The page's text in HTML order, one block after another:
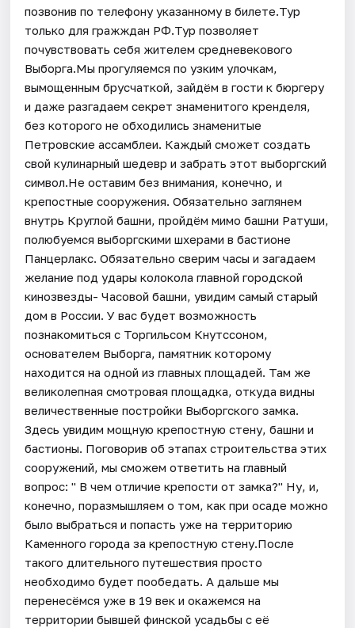
позвонив по телефону указанному в билете.Тур
только для гражждан РФ.Тур позволяет
почувствовать себя жителем средневекового
Выборга.Мы прогуляемся по узким улочкам,
вымощенным брусчаткой, зайдём в гости к бюргеру
и даже разгадаем секрет знаменитого кренделя,
без которого не обходились знаменитые
Петровские ассамблеи. Каждый сможет создать
свой кулинарный шедевр и забрать этот выборгский
символ.Не оставим без внимания, конечно, и
крепостные сооружения. Обязательно заглянем
внутрь Круглой башни, пройдём мимо башни Ратуши,
полюбуемся выборгскими шхерами в бастионе
Панцерлакс. Обязательно сверим часы и загадаем
желание под удары колокола главной городской
кинозвезды- Часовой башни, увидим самый старый
дом в России. У вас будет возможность
познакомиться с Торгильсом Кнутссоном,
основателем Выборга, памятник которому
находится на одной из главных площадей. Там же
великолепная смотровая площадка, откуда видны
величественные постройки Выборгского замка.
Здесь увидим мощную крепостную стену, башни и
бастионы. Поговорив об этапах строительства этих
сооружений, мы сможем ответить на главный
вопрос: " В чем отличие крепости от замка?" Ну, и,
конечно, поразмышляем о том, как при осаде можно
было выбраться и попасть уже на территорию
Каменного города за крепостную стену.После
такого длительного путешествия просто
необходимо будет пообедать. А дальше мы
перенесёмся уже в 19 век и окажемся на
территории бывшей финской усадьбы с её